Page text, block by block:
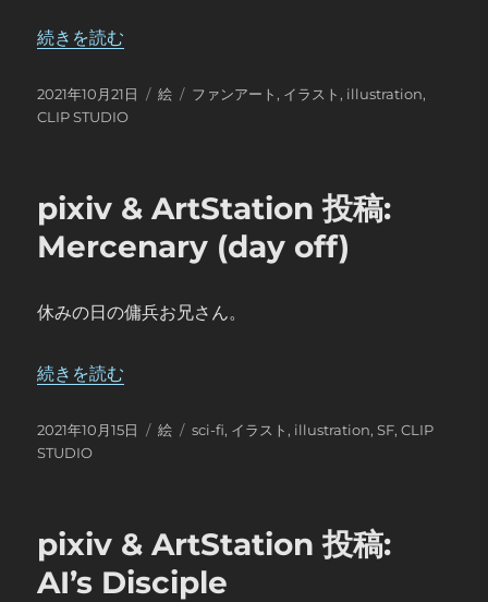
“pixiv & ArtStation 投稿: BAD PORNO (King No-
続きを読む
投
稿
2021年10月21日
カ
絵
タ
ファンアート , イラスト , illustration,
CLIP STUDIO
pixiv & ArtStation 投稿:
Mercenary (day off)
休みの日の傭兵お兄さん。
“pixiv & ArtStation 投稿: Mercenary (day off)” の
続きを読む
投
稿
2021年10月15日
カ
絵
タ
sci-fi, イラスト , illustration,SF,CLIP
STUDIO
pixiv & ArtStation 投稿:
AI’s Disciple